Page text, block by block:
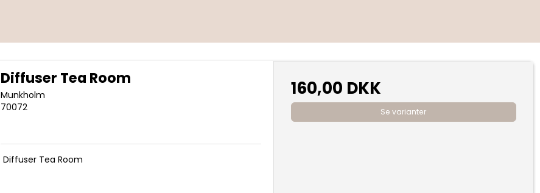
Diffuser Tea Room
Munkholm
70072
Diffuser Tea Room
160,00 DKK
Se varianter